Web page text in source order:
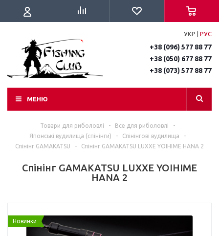
УКР РУС
+38 (096) 577 88 77
+38 (050) 677 88 77
+38 (073) 577 88 77
МЕНЮ
Товари для риболовлі - Все для риболовлі
-
Японські вудилища (спінінги)
- Спінінгові вудилища
-
Спінінг GAMAKATSU
- Спінінг GAMAKATSU LUXXE YOIHIME HANA 2
Спінінг GAMAKATSU LUXXE YOIHIME
HANA 2
Новинки